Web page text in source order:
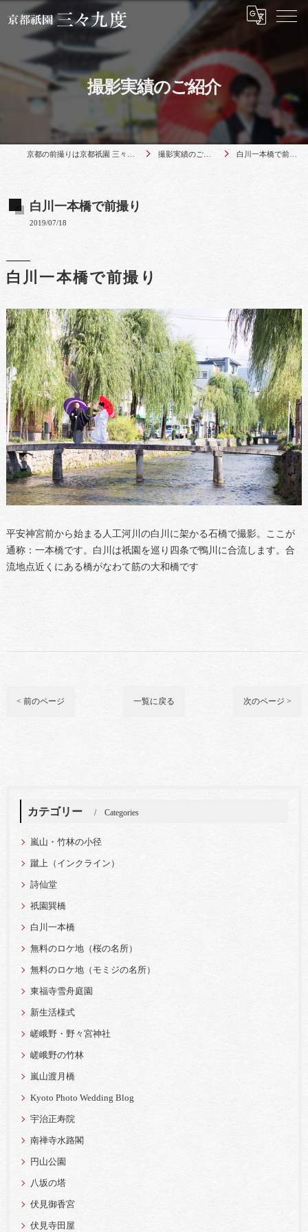
撮影実績のご紹介
撮影実績のご紹介 白川一本橋で前撮り
白川一本橋で前撮り
2019/07/18
白川一本橋で前撮り
平安神宮前から始まる人工河川の白川に架かる石橋で撮影。ここが
通称：一本橋です。白川は祇園を巡り四条で鴨川に合流します。合
流地点近くにある橋がなわて筋の大和橋です
< 前のページ 一覧に戻る 次のページ >
カテゴリー Categories
嵐山・竹林の小径
蹴上（インクライン）
詩仙堂
祇園巽橋
白川一本橋
無料のロケ地（桜の名所）
無料のロケ地（モミジの名所）
東福寺雪舟庭園
新生活様式
嵯峨野・野々宮神社
嵯峨野の竹林
嵐山渡月橋
Kyoto Photo Wedding Blog
宇治正寿院
南禅寺水路閣
円山公園
八坂の塔
伏見御香宮
伏見寺田屋